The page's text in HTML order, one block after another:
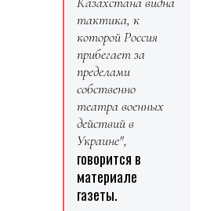
тактика, к
которой Россия
прибегает за
пределами
собственно
театра военных
действий в
Украине",
говорится в
материале
газеты.